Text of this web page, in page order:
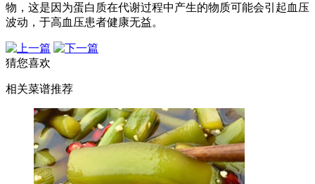
物，这是因为蛋白质在代谢过程中产生的物质可能会引起血压
波动，于高血压患者健康无益。
猜您喜欢
相关菜谱推荐